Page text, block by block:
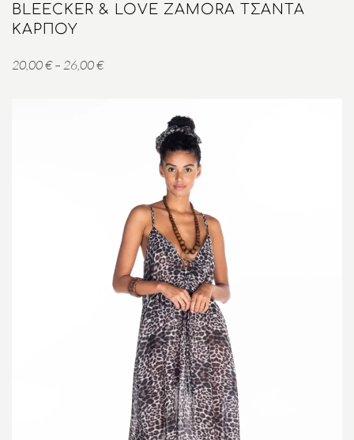
BLEECKER & LOVE ZAMORA ΤΣΑΝΤΑ
ΚΑΡΠΟΎ
20,00€ – 26,00€Price